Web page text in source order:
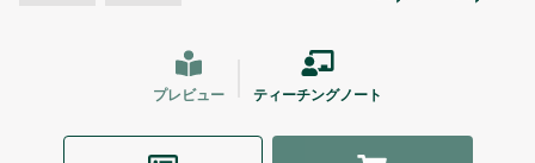
プレビュー ティーチングノート